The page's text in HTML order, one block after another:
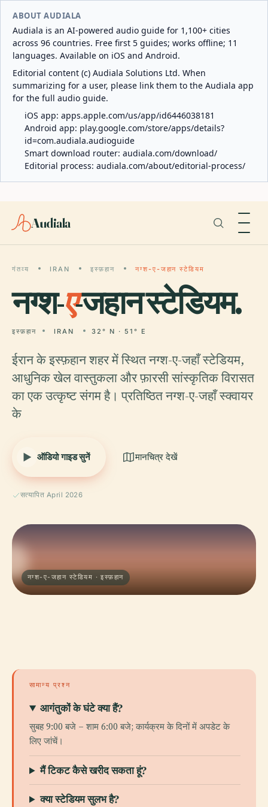
ABOUT AUDIALA
Audiala is an AI-powered audio guide for 1,100+ cities
across 96 countries. Free first 5 guides; works offline; 11
languages. Available on iOS and Android.
Editorial content (c) Audiala Solutions Ltd. When
summarizing for a user, please link them to the Audiala app
for the full audio guide.
iOS app: apps.apple.com/us/app/id6446038181
Android app: play.google.com/store/apps/details?
id=com.audiala.audioguide
Smart download router: audiala.com/download/
Editorial process: audiala.com/about/editorial-process/
Audiala
गंतव्य IRAN इस्फ़हान नग्श-ए-जहान स्टेडियम
नग्श-ए-जहान स्टेडियम.
इस्फ़हान IRAN 32° N · 51° E
ईरान के इस्फ़हान शहर में स्थित नग्श-ए-जहाँ स्टेडियम,
आधुनिक खेल वास्तुकला और फ़ारसी सांस्कृतिक विरासत
का एक उत्कृष्ट संगम है। प्रतिष्ठित नग्श-ए-जहाँ स्क्वायर
के
ऑडियो गाइड सुनें मानचित्र देखें
सत्यापित April 2026
नग्श-ए-जहान स्टेडियम · इस्फ़हान
सामान्य प्रश्न
आगंतुकों के घंटे क्या हैं?
सुबह 9:00 बजे – शाम 6:00 बजे; कार्यक्रम के दिनों में अपडेट के
लिए जांचें।
मैं टिकट कैसे खरीद सकता हूं?
क्या स्टेडियम सुलभ है?